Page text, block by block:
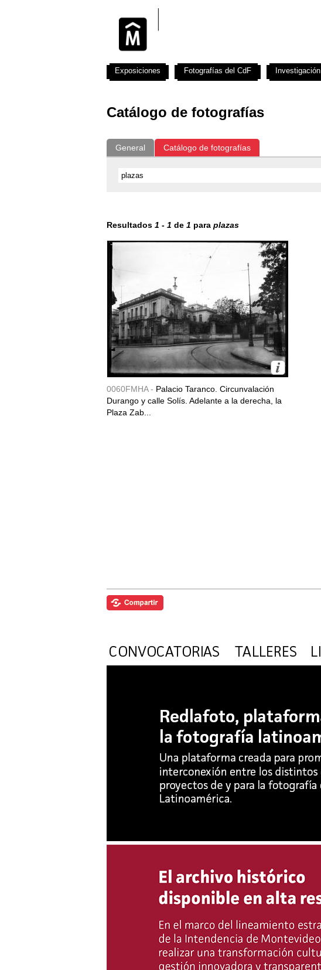
Catálogo de fotografías
General Catálogo de fotografías
Resultados 1 - 1 de 1 para plazas
0060FMHA - Palacio Taranco. Circunvalación
Durango y calle Solís. Adelante a la derecha, la
Plaza Zab...
Exposiciones Fotografías del CdF Investigación